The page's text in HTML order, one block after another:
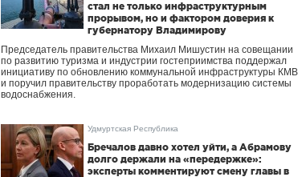
стал не только инфраструктурным
прорывом, но и фактором доверия к
губернатору Владимирову
Председатель правительства Михаил Мишустин на совещании
по развитию туризма и индустрии гостеприимства поддержал
инициативу по обновлению коммунальной инфраструктуры КМВ
и поручил правительству проработать модернизацию системы
водоснабжения.
Удмуртская Республика
Бречалов давно хотел уйти, а Абрамову
долго держали на «передержке»:
эксперты комментируют смену главы в